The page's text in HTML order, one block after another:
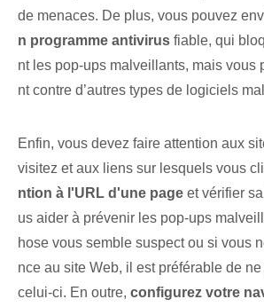
de menaces. De plus, vous pouvez
n programme antivirus fiable, qui
nt les pop-ups malveillants, mais vous
nt contre d’autres types de logiciels
Enfin, vous devez faire attention aux
visitez et aux liens sur lesquels vous
ntion à l'URL d'une page et vérifier
us aider à prévenir les pop-ups
hose vous semble suspect ou si vous
nce au site Web, il est préférable de
celui-ci. En outre, configurez votre